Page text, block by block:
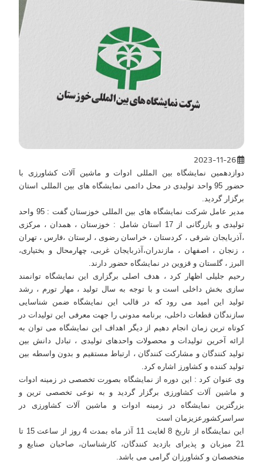
دوازدهمین نمایشگاه بین المللی ادوات و ماشین آلات کشاورزی با
حضور 95 واحد تولیدی در محل دائمی نمایشگاه های بین المللی استان
برگزار گردید.
مدیر عامل شرکت نمایشگاه های بین المللی خوزستان گفت : 95 واحد
تولیدی و بازرگانی از 17 استان شامل : خوزستان ، همدان ، مرکزی
،آذربایجان شرقی ، کردستان ، خراسان رضوی ، لرستان ،فارس ، تهران
، زنجان ، اصفهان ، مازندران،آذربایجان غربی، چهارمحال و بختیاری،
البرز ، گلستان و قزوین در نمایشگاه حضور دارند.
رحیم جلیلی اظهار کرد ، هدف اصلی برگزاری این نمایشگاه توانمند
سازی بخش داخلی است و با توجه به سال تولید ، مهار تورم ، رشد
تولید این امید می رود که در قالب این نمایشگاه ضمن شناسایی
سازندگان قطعات داخلی، برنامه مدونی را جهت معرفی این تولیدات در
کوتاه ترین زمان انجام دهیم از دیگر اهداف این نمایشگاه می توان به
ارائه آخرین تولیدات و محصولات واحدهای تولیدی ، تبادل دانش بین
تولید کنندگان و مشارکت کنندگان ، ارتباط مستقیم و بدون واسطه بین
تولید کننده و کشاورز اشاره کرد.
وی عنوان کرد : این دوره از نمایشگاه بصورت تخصصی در زمینه ادوات
و ماشین آلات کشاورزی برگزار گردید و به نوعی تخصصی ترین و
بزرگترین نمایشگاه در زمینه ادوات و ماشین آلات کشاورزی در
سراسرکشورعزیزمان است
این نمایشگاه از تاریخ 8 لغایت 11 آذر ماه بمدت 4 روز از ساعت 15 تا
21 میزبان و پذیرای بازدید کنندگان، کارشناسان، صاحبان صنایع و
متخصصان و کشاورزان گرامی می باشد.